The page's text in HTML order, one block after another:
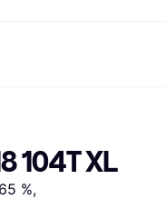
104T XL
%,